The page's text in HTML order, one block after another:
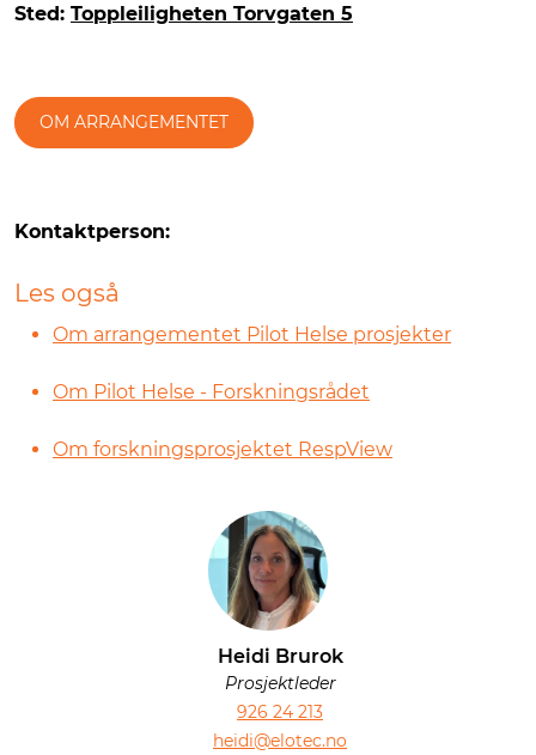
Sted: Toppleiligheten Torvgaten 5
OM ARRANGEMENTET
Kontaktperson:
Les også
Om arrangementet Pilot Helse prosjekter
Om Pilot Helse - Forskningsrådet
Om forskningsprosjektet RespView
Heidi Brurok
Prosjektleder
926 24 213
heidi@elotec.no